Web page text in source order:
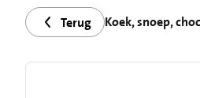
Terug Koek, snoep,